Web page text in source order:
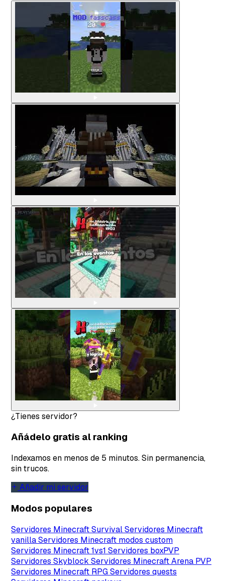
¿Tienes servidor?
Añádelo gratis al ranking
Indexamos en menos de 5 minutos. Sin permanencia,
sin trucos.
Añadir mi servidor
Modos populares
Servidores Minecraft SurvivalServidores Minecraft
vanillaServidores Minecraft modos custom
Servidores Minecraft 1vs1 Servidores boxPVP
Servidores Skyblock Servidores Minecraft Arena PVP
Servidores Minecraft RPGServidores quests